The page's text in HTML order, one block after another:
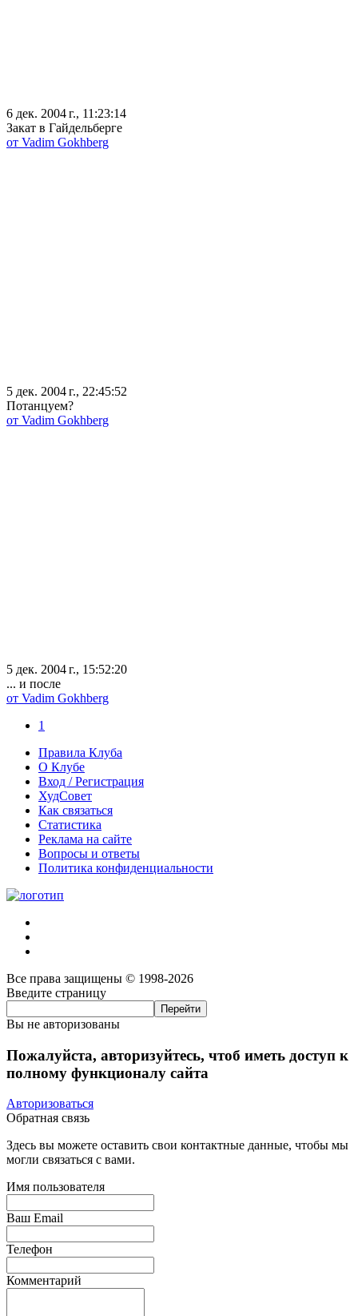
6 дек. 2004 г., 11:23:14
Закат в Гайдельберге
от Vadim Gokhberg
5 дек. 2004 г., 22:45:52
Потанцуем?
от Vadim Gokhberg
5 дек. 2004 г., 15:52:20
... и после
от Vadim Gokhberg
1
Правила Клуба
О Клубе
Вход / Регистрация
ХудСовет
Как связаться
Статистика
Реклама на сайте
Вопросы и ответы
Политика конфиденциальности
Все права защищены © 1998-2026
Введите страницу
Вы не авторизованы
Пожалуйста, авторизуйтесь, чтоб иметь доступ к
полному функционалу сайта
Авторизоваться
Обратная связь
Здесь вы можете оставить свои контактные данные, чтобы мы
могли связаться с вами.
Имя пользователя
Ваш Email
Телефон
Комментарий